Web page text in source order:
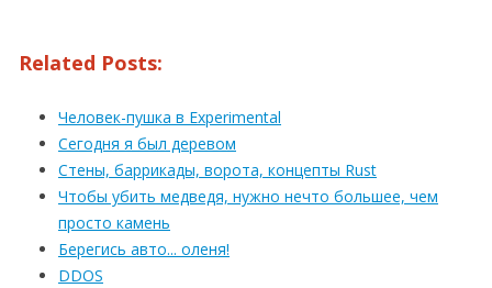
Related Posts:
Человек-пушка в Experimental
Сегодня я был деревом
Стены, баррикады, ворота, концепты Rust
Чтобы убить медведя, нужно нечто большее, чем
просто камень
Берегись авто... оленя!
DDOS